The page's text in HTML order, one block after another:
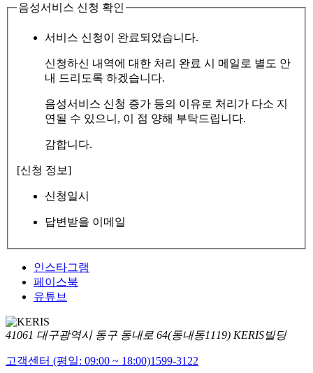
음성서비스 신청 확인
서비스 신청이 완료되었습니다.
신청하신 내역에 대한 처리 완료 시 메일로 별도 안
내 드리도록 하겠습니다.
음성서비스 신청 증가 등의 이유로 처리가 다소 지
연될 수 있으니, 이 점 양해 부탁드립니다.
감합니다.
[신청 정보]
신청일시
답변받을 이메일
인스타그램
페이스북
유튜브
41061 대구광역시 동구 동내로 64(동내동1119) KERIS빌딩
고객센터 (평일: 09:00 ~ 18:00)1599-3122